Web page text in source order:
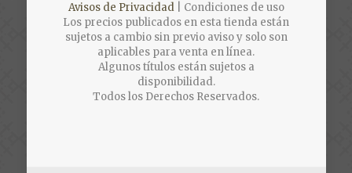
Avisos de Privacidad| Condiciones de uso
Los precios publicados en esta tienda están
sujetos a cambio sin previo aviso y solo son
aplicables para venta en línea.
Algunos títulos están sujetos a
disponibilidad.
Todos los Derechos Reservados.